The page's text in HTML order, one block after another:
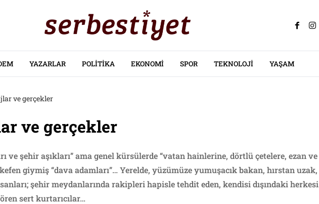
YAZARLAR POLITIKA EKONOMI SPOR TEKNOLOJI YAŞAM
ve gerçekler
ve gerçekler
ve şehir aşıkları” ama genel kürsülerde “vatan hainlerine, dörtlü çetelere, ezan ve
giymiş “dava adamları”… Yerelde, yüzümüze yumuşacık bakan, hırstan uzak,
şehir meydanlarında rakipleri hapisle tehdit eden, kendisi dışındaki herkesi
sert kurtarıcılar…